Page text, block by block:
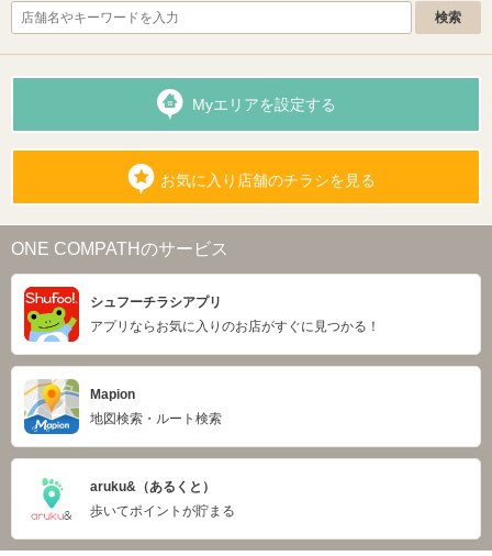
Myエリアを設定する
お気に入り店舗のチラシを見る
ONE COMPATHのサービス
シュフーチラシアプリ
アプリならお気に入りのお店がすぐに見つかる！
Mapion
地図検索・ルート検索
aruku&（あるくと）
歩いてポイントが貯まる